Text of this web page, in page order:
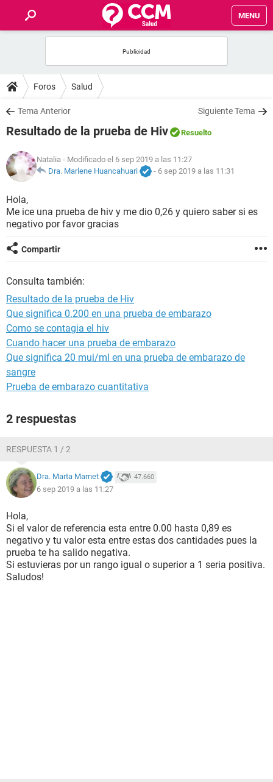
MENU
FOROS
SALUD
NUTRICIÓN
BIENESTAR
Foros Salud
Tema Anterior Siguiente Tema
Resultado de la prueba de Hiv Resuelto
Natalia - Modificado el 6 sep 2019 a las 11:27
Dra. Marlene Huancahuari
- 6 sep 2019 a las 11:31
Hola,
Me ice una prueba de hiv y me dio 0,26 y quiero saber si es
negativo por favor gracias
Compartir
Consulta también:
Resultado de la prueba de Hiv
Que significa 0.200 en una prueba de embarazo
Como se contagia el hiv
Cuando hacer una prueba de embarazo
Que significa 20 mui/ml en una prueba de embarazo de
sangre
Prueba de embarazo cuantitativa
2 respuestas
RESPUESTA 1 / 2
Dra. Marta Marnet 47.660
6 sep 2019 a las 11:27
Hola,
Si el valor de referencia esta entre 0.00 hasta 0,89 es
negativo y tu valor esta entre estas dos cantidades pues la
prueba te ha salido negativa.
Si estuvieras por un rango igual o superior a 1 seria positiva.
Saludos!